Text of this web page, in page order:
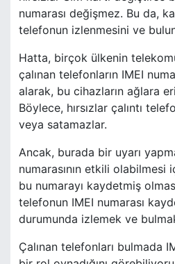
numarası değişmez. Bu da,
telefonun izlenmesini ve
Hatta, birçok ülkenin
çalınan telefonların IMEI
alarak, bu cihazların ağlara
Böylece, hırsızlar çalıntı
veya satamazlar.
Ancak, burada bir uyarı
numarasının etkili
bu numarayı kaydetmiş
telefonun IMEI numarası
durumunda izlemek ve
Çalınan telefonları bulmada